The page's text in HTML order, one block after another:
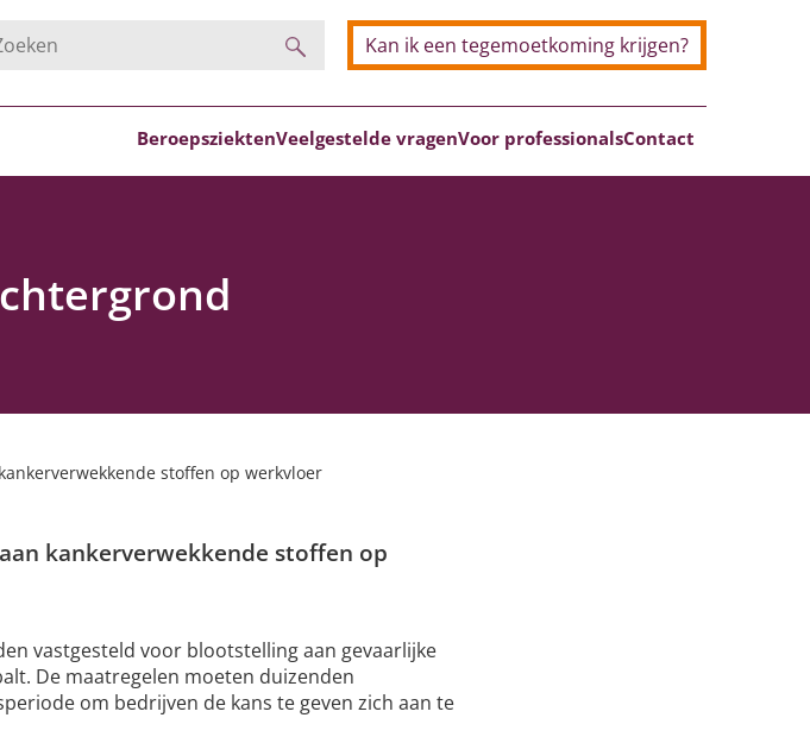
Zoeken
Kan ik een tegemoetkoming krijgen?
BeroepsziektenVeelgestelde vragenVoor professionalsContact
stoffen op werkvloer
kankerverwekkende stoffen op
vastgesteld voor blootstelling aan gevaarlijke
De maatregelen moeten duizenden
om bedrijven de kans te geven zich aan te